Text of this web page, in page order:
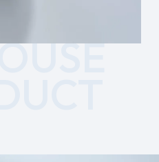
USE